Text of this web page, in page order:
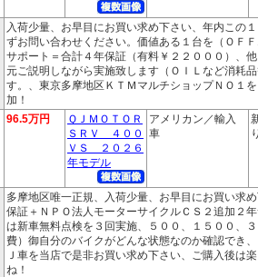
入荷少量、お早目にお買い求め下さい、年内この
ずお問い合わせください。価値ある１台を（ＯＦ
サポート＝合計４年保証（有料￥２２０００）、
元ご説明しながら実施致します（ＯＩＬなど消耗
す。、東京多摩地区ＫＴＭマルチショップＮＯ１
加！
96.5万円
ＱＪＭＯＴＯＲ
ＳＲＶ ４００
ＶＳ ２０２６
年モデル
アメリカン／輸入
車
多摩地区唯一正規、入荷少量、お早目にお買い求
保証＋ＮＰＯ法人モーターサイクルＣＳ２追加２
は新車無料点検を３回実施、５００、１５００、
費）御自分のバイクがどんな状態なのか確認でき
Ｊ車を当店で是非お買い求め下さい、ご購入後は
ね！